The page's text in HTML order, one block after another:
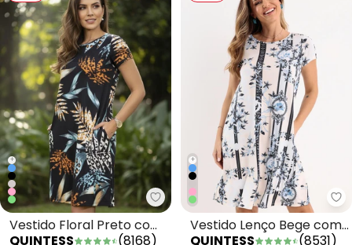
+
Quintess - Vestido Floral Preto
Vestido Floral Preto com
QUINTESS (8168)
+
Vestido Lenço Bege com
QUINTESS (8531)